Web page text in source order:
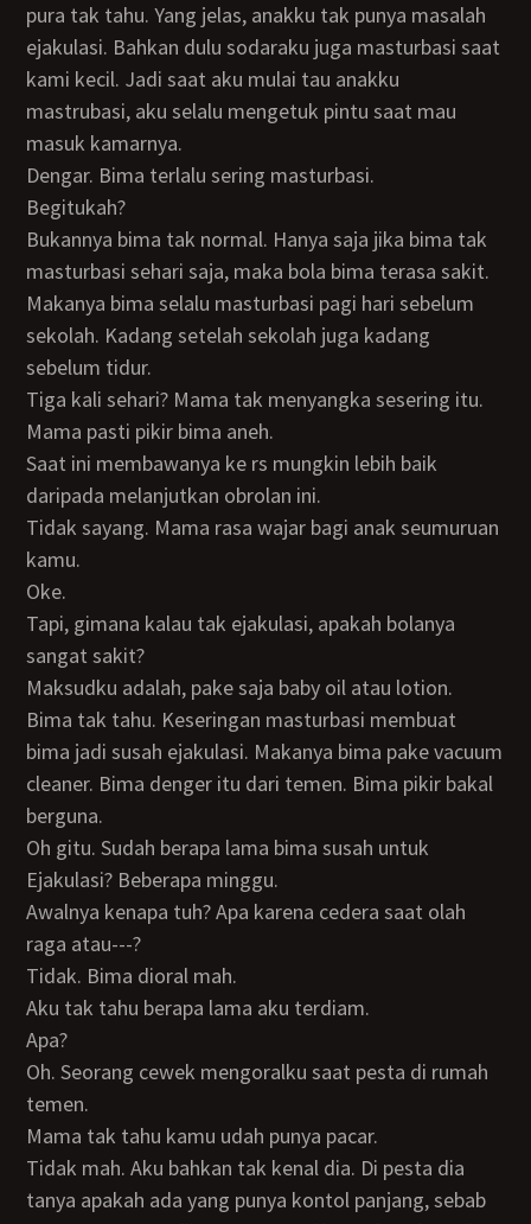
pura tak tahu. Yang jelas, anakku tak punya masalah
ejakulasi. Bahkan dulu sodaraku juga masturbasi saat
kami kecil. Jadi saat aku mulai tau anakku
mastrubasi, aku selalu mengetuk pintu saat mau
masuk kamarnya.
Dengar. Bima terlalu sering masturbasi.
Begitukah?
Bukannya bima tak normal. Hanya saja jika bima tak
masturbasi sehari saja, maka bola bima terasa sakit.
Makanya bima selalu masturbasi pagi hari sebelum
sekolah. Kadang setelah sekolah juga kadang
sebelum tidur.
Tiga kali sehari? Mama tak menyangka sesering itu.
Mama pasti pikir bima aneh.
Saat ini membawanya ke rs mungkin lebih baik
daripada melanjutkan obrolan ini.
Tidak sayang. Mama rasa wajar bagi anak seumuruan
kamu.
Oke.
Tapi, gimana kalau tak ejakulasi, apakah bolanya
sangat sakit?
Maksudku adalah, pake saja baby oil atau lotion.
Bima tak tahu. Keseringan masturbasi membuat
bima jadi susah ejakulasi. Makanya bima pake vacuum
cleaner. Bima denger itu dari temen. Bima pikir bakal
berguna.
Oh gitu. Sudah berapa lama bima susah untuk
Ejakulasi? Beberapa minggu.
Awalnya kenapa tuh? Apa karena cedera saat olah
raga atau---?
Tidak. Bima dioral mah.
Aku tak tahu berapa lama aku terdiam.
Apa?
Oh. Seorang cewek mengoralku saat pesta di rumah
temen.
Mama tak tahu kamu udah punya pacar.
Tidak mah. Aku bahkan tak kenal dia. Di pesta dia
tanya apakah ada yang punya kontol panjang, sebab